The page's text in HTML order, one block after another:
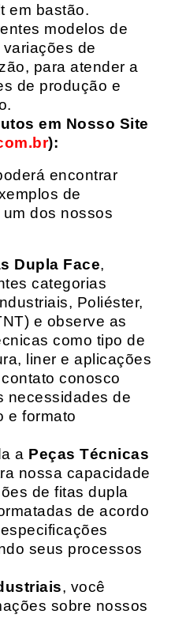
em bastão.
modelos de
de
para atender a
de produção e
em Nosso Site
):
encontrar
de
dos nossos
Dupla Face,
categorias
Poliéster,
e observe as
como tipo de
liner e aplicações
conosco
necessidades de
e formato
a Peças Técnicas
nossa capacidade
de fitas dupla
de acordo
seus processos
, você
sobre nossos